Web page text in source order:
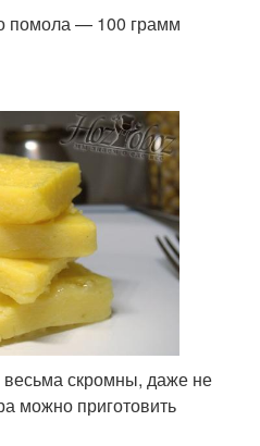
помола — 100 грамм
скромны, даже не
можно приготовить